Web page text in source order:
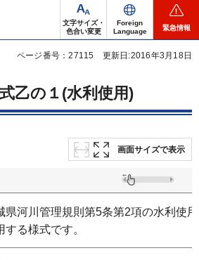
文字サイズ・
色合い変更
Foreign
Language
緊急情報
ページ番号：27115 更新日:2016年3月18日
乙の１(水利使用)
画面サイズで表示
県河川管理規則第5条第2項の水利使
する様式です。